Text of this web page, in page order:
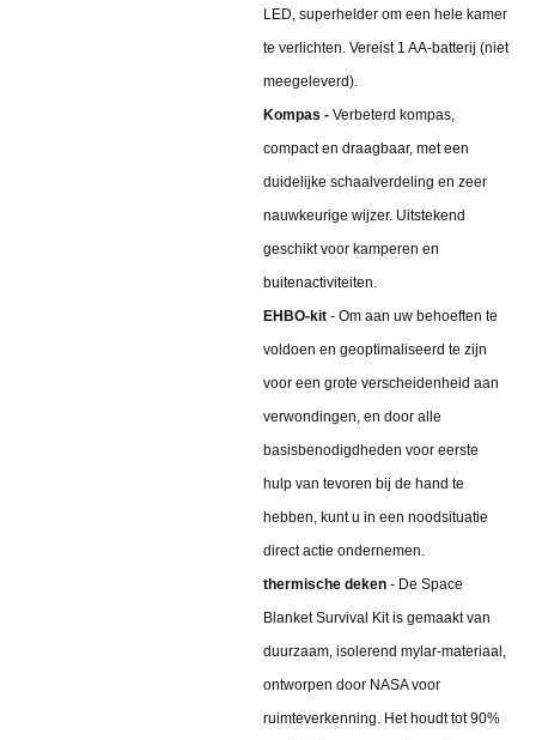
LED, superhelder om een ​​hele kamer
te verlichten. Vereist 1 AA-batterij (niet
meegeleverd).
Kompas - Verbeterd kompas,
compact en draagbaar, met een
duidelijke schaalverdeling en zeer
nauwkeurige wijzer. Uitstekend
geschikt voor kamperen en
buitenactiviteiten.
EHBO-kit - Om aan uw behoeften te
voldoen en geoptimaliseerd te zijn
voor een grote verscheidenheid aan
verwondingen, en door alle
basisbenodigdheden voor eerste
hulp van tevoren bij de hand te
hebben, kunt u in een noodsituatie
direct actie ondernemen.
thermische deken - De Space
Blanket Survival Kit is gemaakt van
duurzaam, isolerend mylar-materiaal,
ontworpen door NASA voor
ruimteverkenning. Het houdt tot 90%